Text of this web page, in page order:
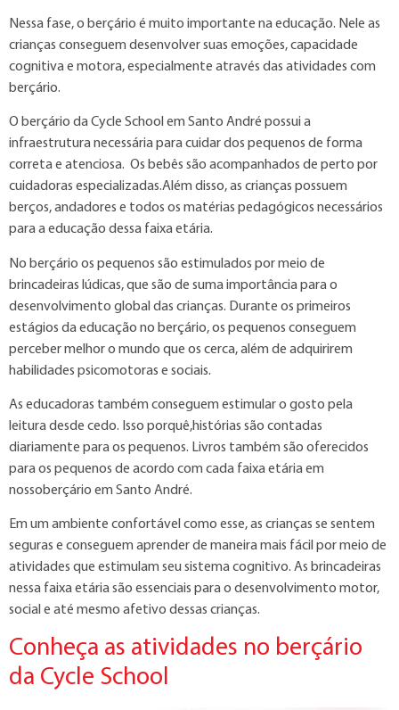
Nessa fase, o berçário é muito importante na educação. Nele as
crianças conseguem desenvolver suas emoções, capacidade
cognitiva e motora, especialmente através das atividades com
berçário.
O berçário da Cycle School em Santo André possui a
infraestrutura necessária para cuidar dos pequenos de forma
correta e atenciosa. Os bebês são acompanhados de perto por
cuidadoras especializadas.Além disso, as crianças possuem
berços, andadores e todos os matérias pedagógicos necessários
para a educação dessa faixa etária.
No berçário os pequenos são estimulados por meio de
brincadeiras lúdicas, que são de suma importância para o
desenvolvimento global das crianças. Durante os primeiros
estágios da educação no berçário, os pequenos conseguem
perceber melhor o mundo que os cerca, além de adquirirem
habilidades psicomotoras e sociais.
As educadoras também conseguem estimular o gosto pela
leitura desde cedo. Isso porquê,histórias são contadas
diariamente para os pequenos. Livros também são oferecidos
para os pequenos de acordo com cada faixa etária em
nossoberçário em Santo André.
Em um ambiente confortável como esse, as crianças se sentem
seguras e conseguem aprender de maneira mais fácil por meio de
atividades que estimulam seu sistema cognitivo. As brincadeiras
nessa faixa etária são essenciais para o desenvolvimento motor,
social e até mesmo afetivo dessas crianças.
Conheça as atividades no berçário
da Cycle School